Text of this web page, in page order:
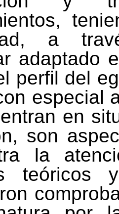
a
adaptado
perfil del
especial
en
son
la
teóricos